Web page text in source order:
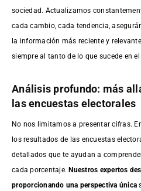
sociedad. Actualizamos
cada cambio, cada tendencia,
la información más reciente y
siempre al tanto de lo que sucede en
Análisis profundo: más
las encuestas electorales
No nos limitamos a presentar cifras.
los resultados de las encuestas
detallados que te ayudan a
cada porcentaje.Nuestros expertos
proporcionando una perspectiva única